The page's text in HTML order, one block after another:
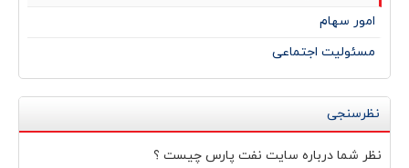
امور سهام
مسئولیت اجتماعی
نظرسنجی
نظر شما درباره سايت نفت پارس چيست ؟